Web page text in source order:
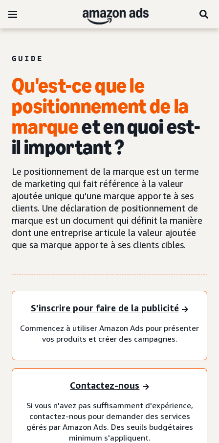
GUIDE
Qu'est-ce que le
positionnement de la
marqueet en quoi est-
il important ?
Le positionnement de la marque est un terme
de marketing qui fait référence à la valeur
ajoutée unique qu'une marque apporte à ses
clients. Une déclaration de positionnement de
marque est un document qui définit la manière
dont une entreprise articule la valeur ajoutée
que sa marque apporte à ses clients cibles.
S'inscrire pour faire de la publicité
Commencez à utiliser Amazon Ads pour présenter
vos produits et créer des campagnes.
Contactez-nous
Si vous n'avez pas suffisamment d'expérience,
contactez-nous pour demander des services
gérés par Amazon Ads. Des seuils budgétaires
minimum s'appliquent.